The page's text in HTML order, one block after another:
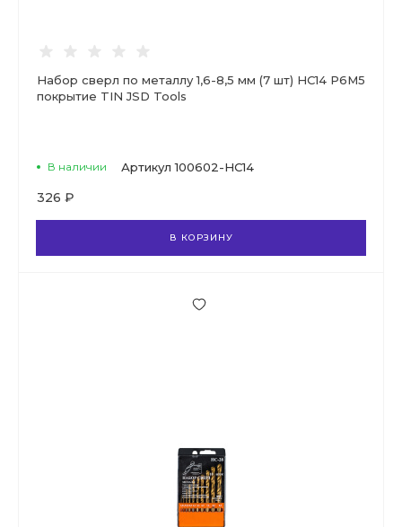
Набор сверл по металлу 1,6-8,5 мм (7 шт) НС14 Р6М5
покрытие TIN JSD Tools
В наличии Артикул 100602-НС14
326 ₽
В КОРЗИНУ